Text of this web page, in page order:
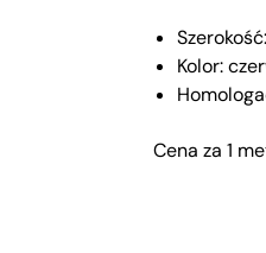
Kolor:
Cena za 1